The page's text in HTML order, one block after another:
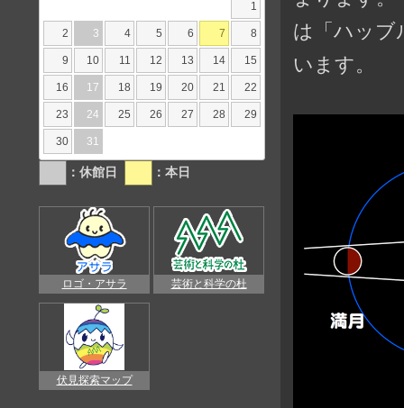
は「ハッブ
います。
1
2 3 4 5 6 7 8
9 10 11 12 13 14 15
16 17 18 19 20 21 22
23 24 25 26 27 28 29
30 31
：休館日 ：本日
ロゴ・アサラ 芸術と科学の杜
伏見探索マップ